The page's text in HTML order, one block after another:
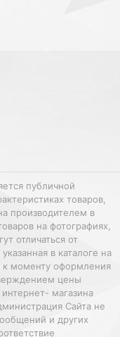
публичной
товаров,
производителем в
на фотографиях,
отличаться от
в каталоге на
к моменту оформления
цены
магазина
Сайта не
и других